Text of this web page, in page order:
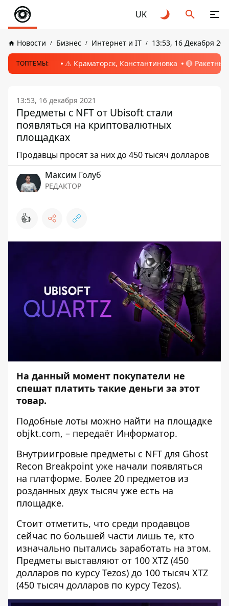
UK
Новости Бизнес Интернет и IT 13:53, 16 Декабря
ТОПТЕМЫ: ⚠️ Краматорск, Константиновка 🔴
13:53, 16 декабря 2021
Предметы с NFT от Ubisoft стали
появляться на криптовалютных
площадках
Продавцы просят за них до 450 тысяч долларов
Максим Голуб
РЕДАКТОР
👍
На данный момент покупатели не
спешат платить такие деньги за этот
товар.
Подобные лоты можно найти на площадке
objkt.com, – передаёт Информатор.
Внутриигровые предметы с NFT для Ghost
Recon Breakpoint уже начали появляться
на платформе. Более 20 предметов из
розданных двух тысяч уже есть на
площадке.
Стоит отметить, что среди продавцов
сейчас по большей части лишь те, кто
изначально пытались заработать на этом.
Предметы выставляют от 100 XTZ (450
долларов по курсу Tezos) до 100 тысяч XTZ
(450 тысяч долларов по курсу Tezos).